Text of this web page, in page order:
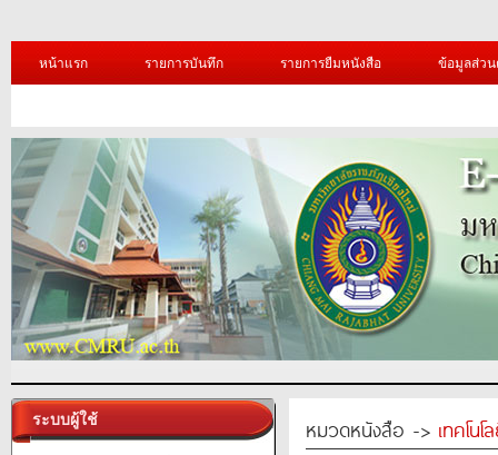
หน้าแรก รายการบันทึก รายการยืมหนังสือ ข้อมูลส่ว
ระบบผู้ใช้ หมวดหนังสือ -> เทคโน